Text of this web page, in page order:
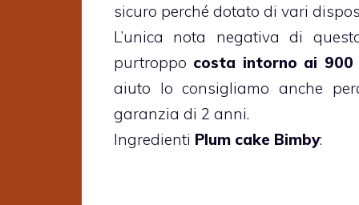
sicuro perché dotato di vari
L’unica nota negativa di
purtroppo costa intorno ai 900
aiuto lo consigliamo anche
garanzia di 2 anni.
Ingredienti Plum cake Bimby: